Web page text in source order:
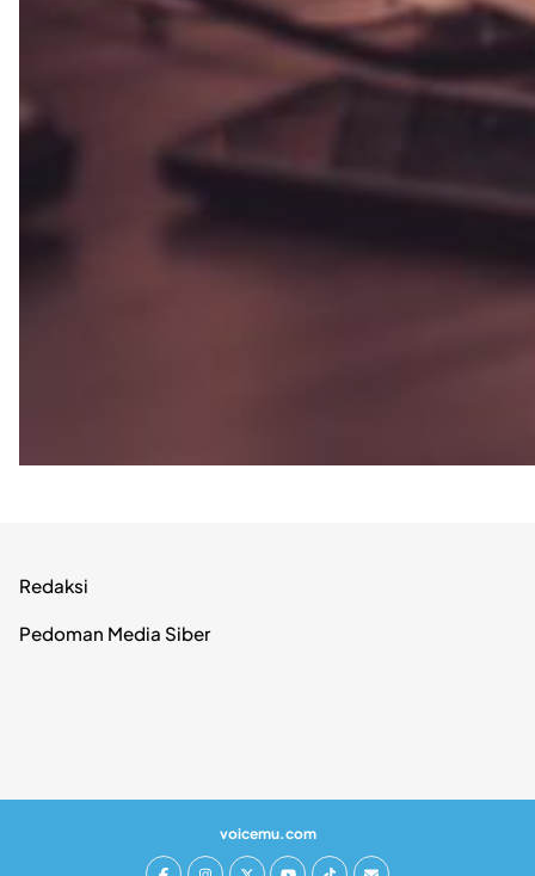
Redaksi
Pedoman Media Siber
voicemu.com